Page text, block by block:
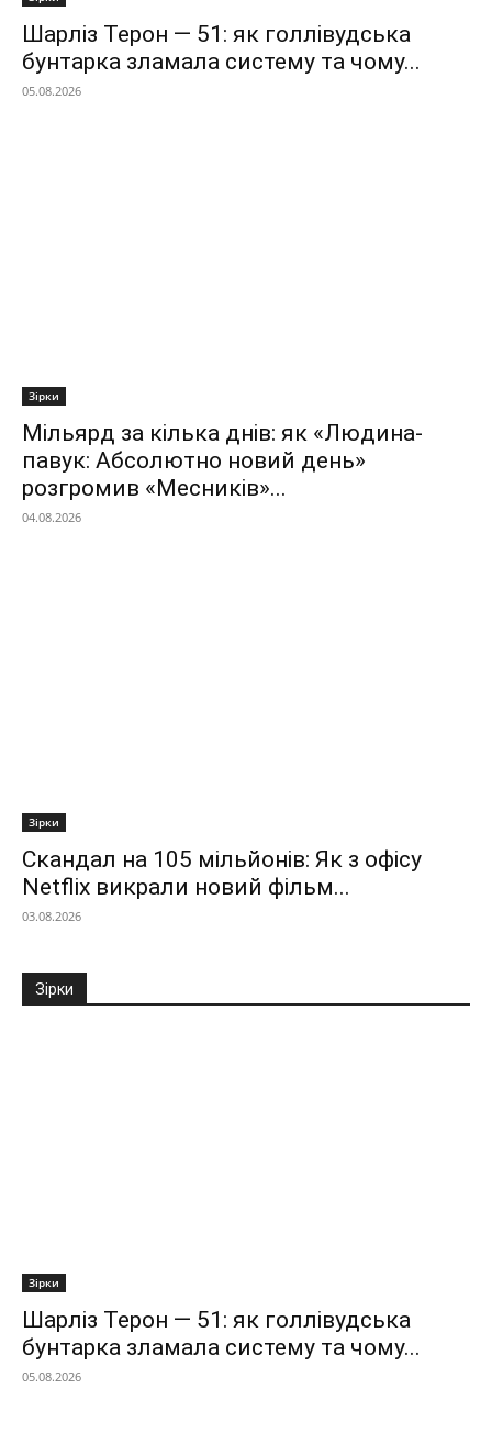
Шарліз Терон — 51: як голлівудська
бунтарка зламала систему та чому...
05.08.2026
Зірки
Мільярд за кілька днів: як «Людина-
павук: Абсолютно новий день»
розгромив «Месників»...
04.08.2026
Зірки
Скандал на 105 мільйонів: Як з офісу
Netflix викрали новий фільм...
03.08.2026
Зірки
Зірки
Шарліз Терон — 51: як голлівудська
бунтарка зламала систему та чому...
05.08.2026